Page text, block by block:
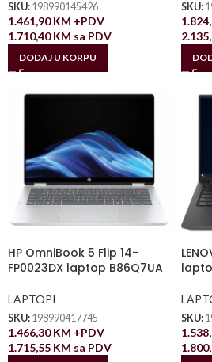
SKU: 198990145426
1.461,90KM +PDV
1.710,40KM sa PDV
DODAJ U KORPU
SKU:
HP OmniBook 5 Flip 14-
FP0023DX laptop B86Q7UA
LAPTOPI
SKU: 198990417745
1.466,30KM +PDV
1.715,55 KM sa PDV
SKU: